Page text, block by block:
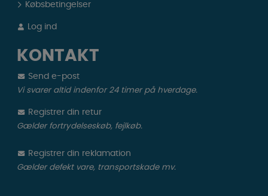
Købsbetingelser
Log ind
KONTAKT
Send e-post
Vi svarer altid indenfor 24 timer på hverdage.
Registrer din retur
Gælder fortrydelseskøb, fejlkøb.
Registrer din reklamation
Gælder defekt vare, transportskade mv.